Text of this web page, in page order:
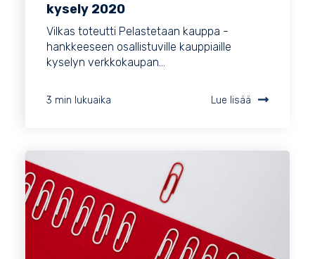
kysely 2020
Vilkas toteutti Pelastetaan kauppa -
hankkeeseen osallistuville kauppiaille
kyselyn verkkokaupan...
3 min lukuaika Lue lisää